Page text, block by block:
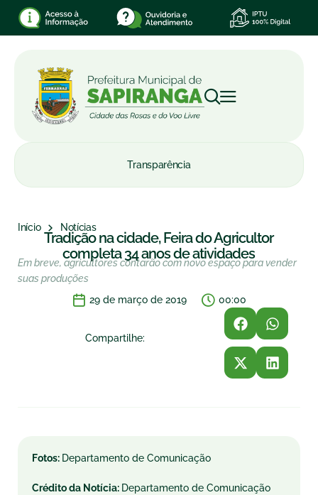
Transparência
Início Notícias
Tradição na cidade, Feira do Agricultor
completa 34 anos de atividades
Em breve, agricultores contarão com novo espaço para vender
suas produções
29 de março de 2019
00:00
Compartilhe:
Fotos: Departamento de Comunicação
Crédito da Notícia: Departamento de Comunicação